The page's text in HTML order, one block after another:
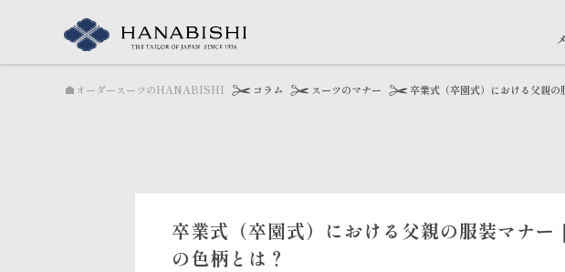
オーダースーツのHANABISHI コラム スーツのマナー 卒業式（卒園式）における父親
卒業式（卒園式）における父親の服装マナー
の色柄とは？